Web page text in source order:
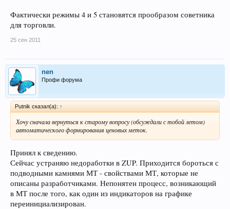
Фактически режимы 4 и 5 становятся прообразом советника
для торговли.
25 сен 2011
nen
Профи форума
Рutnik сказал(а): ↑
Хочу сначала вернуться к старому вопросу (обсуждали с тобой летом)
автоматического формирования ценовых меток.
Принял к сведению.
Сейчас устраняю недоработки в ZUP. Приходится бороться с
подводными камнями МТ - свойствами МТ, которые не
описаны разработчиками. Непонятен процесс, возникающий
в МТ после того, как один из индикаторов на графике
переинициализирован.